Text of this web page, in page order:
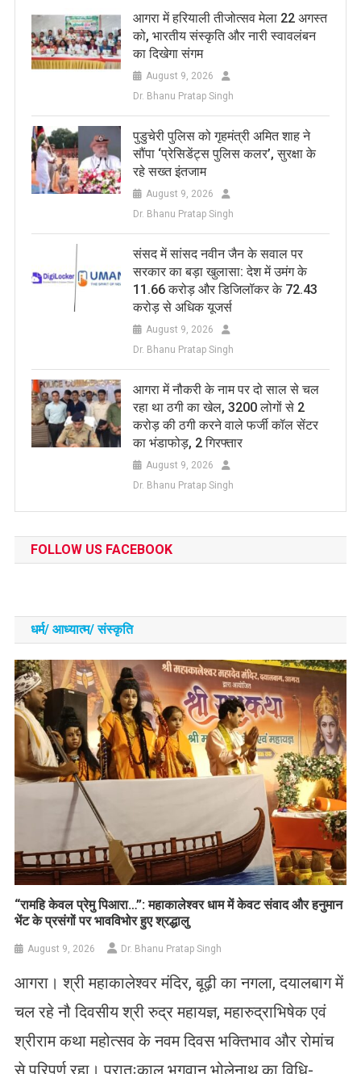
आगरा में हरियाली तीजोत्सव मेला 22 अगस्त
को, भारतीय संस्कृति और नारी स्वावलंबन
का दिखेगा संगम
August 9, 2026
Dr. Bhanu Pratap Singh
पुडुचेरी पुलिस को गृहमंत्री अमित शाह ने
सौंपा ‘प्रेसिडेंट्स पुलिस कलर’, सुरक्षा के
रहे सख्त इंतजाम
August 9, 2026
Dr. Bhanu Pratap Singh
संसद में सांसद नवीन जैन के सवाल पर
सरकार का बड़ा खुलासा: देश में उमंग के
11.66 करोड़ और डिजिलॉकर के 72.43
करोड़ से अधिक यूजर्स
August 9, 2026
Dr. Bhanu Pratap Singh
आगरा में नौकरी के नाम पर दो साल से चल
रहा था ठगी का खेल, 3200 लोगों से 2
करोड़ की ठगी करने वाले फर्जी कॉल सेंटर
का भंडाफोड़, 2 गिरफ्तार
August 9, 2026
Dr. Bhanu Pratap Singh
FOLLOW US FACEBOOK
धर्म/ आध्‍यात्‍म/ संस्‍कृति
​“रामहि केवल प्रेमु पिआरा…”: महाकालेश्वर धाम में केवट संवाद और हनुमान
भेंट के प्रसंगों पर भावविभोर हुए श्रद्धालु
August 9, 2026 Dr. Bhanu Pratap Singh
आगरा। श्री महाकालेश्वर मंदिर, बूढ़ी का नगला, दयालबाग में
चल रहे नौ दिवसीय श्री रुद्र महायज्ञ, महारुद्राभिषेक एवं
श्रीराम कथा महोत्सव के नवम दिवस भक्तिभाव और रोमांच
से परिपूर्ण रहा। प्रातःकाल भगवान भोलेनाथ का विधि-